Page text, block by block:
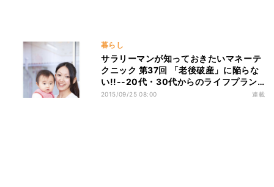
暮らし
サラリーマンが知っておきたいマネーテ
クニック 第37回 「老後破産」に陥らな
い!!--20代・30代からのライフプラン
の考え方(2)
2015/09/25 08:00 連載